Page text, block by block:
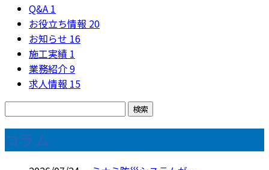
Q&A 1
お役立ち情報 20
お知らせ 16
施工実績 1
業務紹介9
求人情報 15
コラム